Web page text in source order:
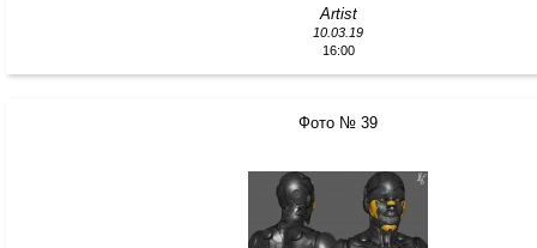
Artist
10.03.19
16:00
Фото № 39